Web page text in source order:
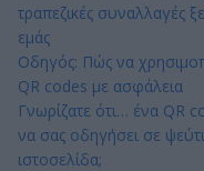
τραπεζικές συναλλαγές
εμάς
Οδηγός: Πώς να
QR codes με ασφάλεια
Γνωρίζατε ότι… ένα QR
να σας οδηγήσει σε
ιστοσελίδα;